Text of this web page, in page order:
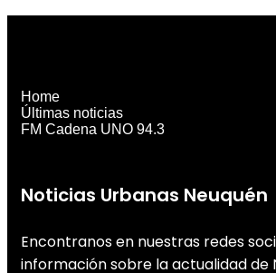
Noticias Urbanas Neuquén
Encontranos en nuestras redes
información sobre la actualidad de
Home
Últimas noticias
FM Cadena UNO 94.3